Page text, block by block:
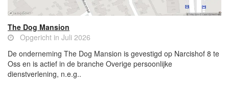
The Dog Mansion
Opgericht in Juli 2026
De onderneming The Dog Mansion is gevestigd op Narcishof 8 te
Oss en is actief in de branche Overige persoonlijke
dienstverlening, n.e.g..